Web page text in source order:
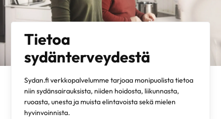
Tietoa
sydänterveydestä
Sydan.fi verkkopalvelumme tarjoaa monipuolista tietoa
niin sydänsairauksista, niiden hoidosta, liikunnasta,
ruoasta, unesta ja muista elintavoista sekä mielen
hyvinvoinnista.